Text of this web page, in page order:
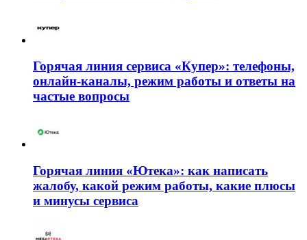
Горячая линия сервиса «Купер»: телефоны,
онлайн-каналы, режим работы и ответы на
частые вопросы
Горячая линия «Ютека»: как написать
жалобу, какой режим работы, какие плюсы
и минусы сервиса